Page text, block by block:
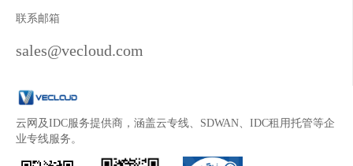
联系邮箱
sales@vecloud.com
云网及IDC服务提供商，涵盖云专线、SDWAN、IDC租用托管等企
业专线服务。